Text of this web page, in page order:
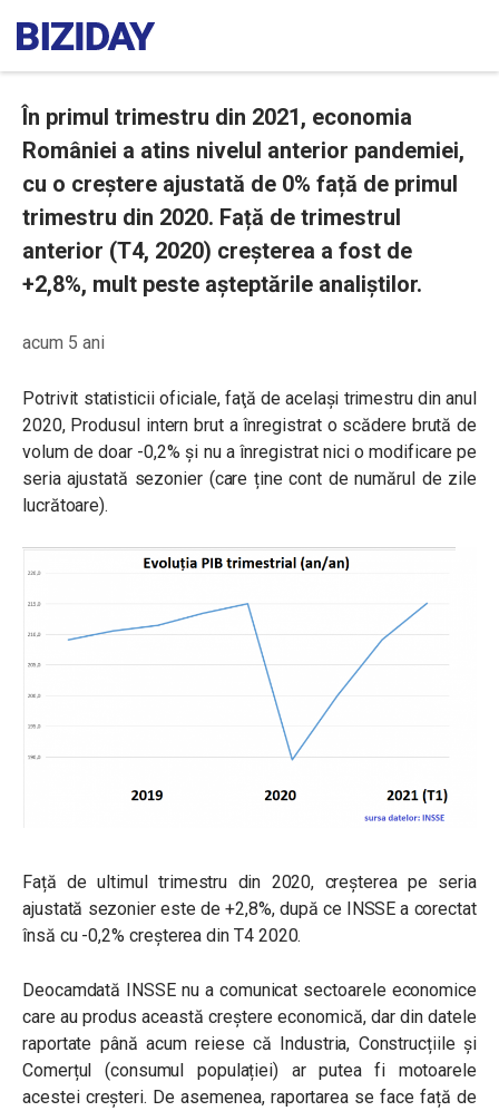
În primul trimestru din 2021, economia
României a atins nivelul anterior pandemiei,
cu o creștere ajustată de 0% față de primul
trimestru din 2020. Față de trimestrul
anterior (T4, 2020) creșterea a fost de
+2,8%, mult peste așteptările analiștilor.
acum 5 ani
Potrivit statisticii oficiale, faţă de acelaşi trimestru din anul
2020, Produsul intern brut a înregistrat o scădere brută de
volum de doar -0,2% şi nu a înregistrat nici o modificare pe
seria ajustată sezonier (care ține cont de numărul de zile
lucrătoare).
Față de ultimul trimestru din 2020, creșterea pe seria
ajustată sezonier este de +2,8%, după ce INSSE a corectat
însă cu -0,2% creșterea din T4 2020.
Deocamdată INSSE nu a comunicat sectoarele economice
care au produs această creștere economică, dar din datele
raportate până acum reiese că Industria, Construcțiile și
Comerțul (consumul populației) ar putea fi motoarele
acestei creșteri. De asemenea, raportarea se face față de